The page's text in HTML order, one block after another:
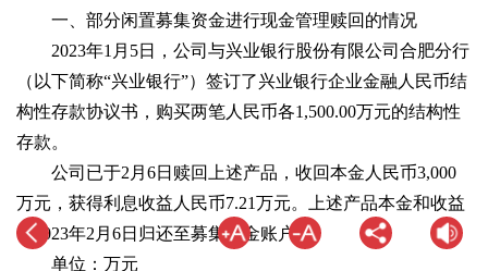
一、部分闲置募集资金进行现金管理赎回的情况
2023年1月5日，公司与兴业银行股份有限公司合肥分行
（以下简称“兴业银行”）签订了兴业银行企业金融人民币结
构性存款协议书，购买两笔人民币各1,500.00万元的结构性
存款。
公司已于2月6日赎回上述产品，收回本金人民币3,000
万元，获得利息收益人民币7.21万元。上述产品本金和收益
于2023年2月6日归还至募集资金账户。
单位：万元